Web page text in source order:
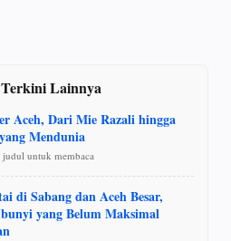
Lainnya
Aceh, Dari Mie Razali hingga
Mendunia
untuk membaca
di Sabang dan Aceh Besar,
yang Belum Maksimal